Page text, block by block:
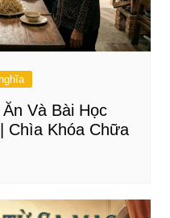
Và Bài Học
Chìa Khóa Chữa